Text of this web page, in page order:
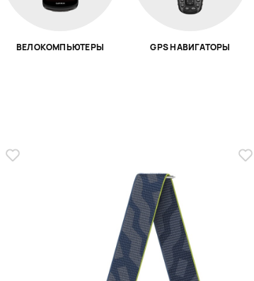
ВЕЛОКОМПЬЮТЕРЫ GPS НАВИГАТОРЫ